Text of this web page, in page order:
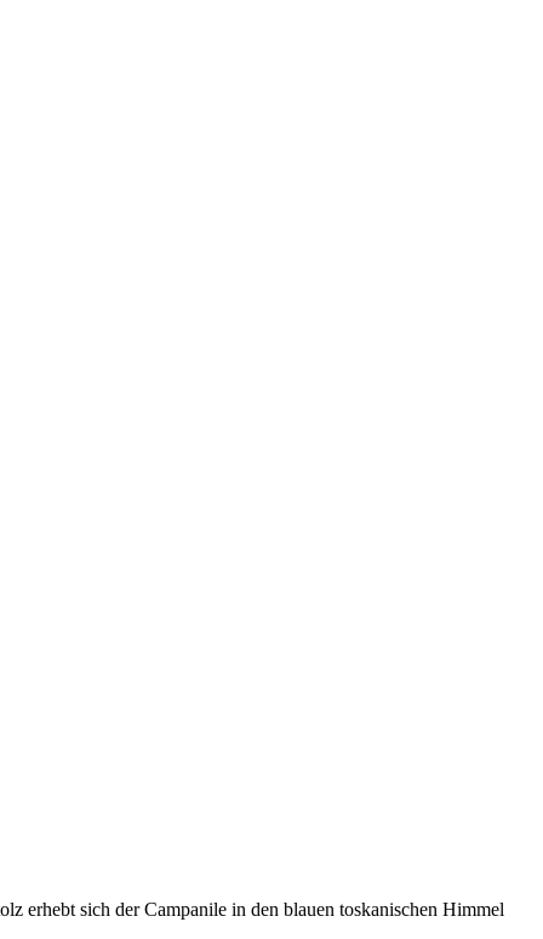
erhebt sich der Campanile in den blauen toskanischen Himmel